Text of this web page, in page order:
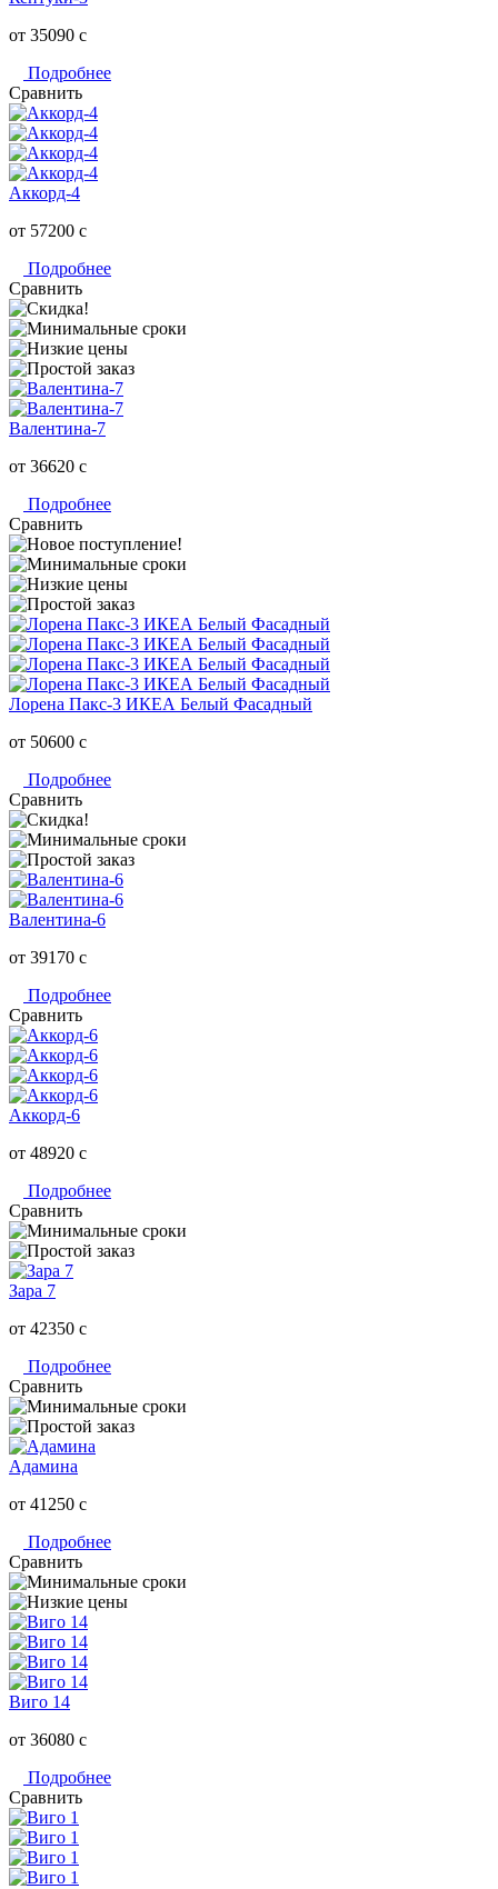
от 35090 c
Подробнее
Сравнить
Аккорд-4
от 57200 c
Подробнее
Сравнить
Валентина-7
от 36620 c
Подробнее
Сравнить
Лорена Пакс-3 ИКЕА Белый Фасадный
от 50600 c
Подробнее
Сравнить
Валентина-6
от 39170 c
Подробнее
Сравнить
Аккорд-6
от 48920 c
Подробнее
Сравнить
Зара 7
от 42350 c
Подробнее
Сравнить
Адамина
от 41250 c
Подробнее
Сравнить
Виго 14
от 36080 c
Подробнее
Сравнить